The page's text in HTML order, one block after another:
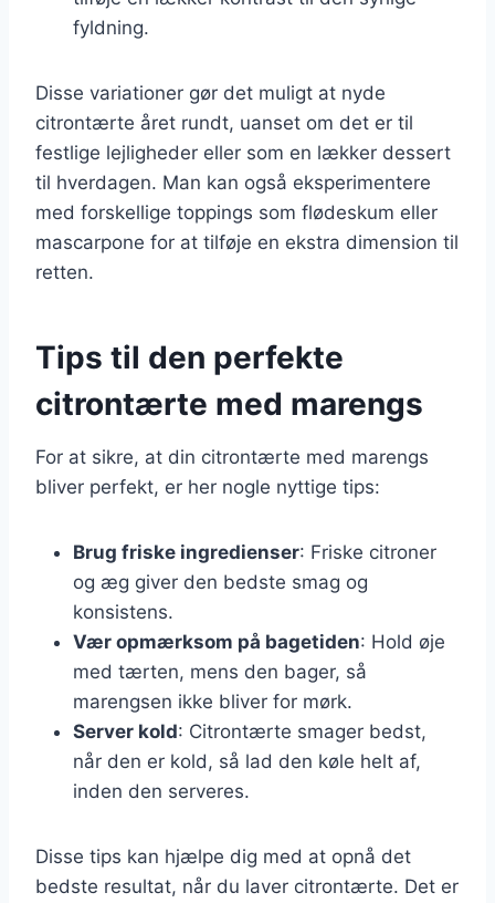
fyldning.
Disse variationer gør det muligt at nyde
citrontærte året rundt, uanset om det er til
festlige lejligheder eller som en lækker dessert
til hverdagen. Man kan også eksperimentere
med forskellige toppings som flødeskum eller
mascarpone for at tilføje en ekstra dimension til
retten.
Tips til den perfekte
citrontærte med marengs
For at sikre, at din citrontærte med marengs
bliver perfekt, er her nogle nyttige tips:
Brug friske ingredienser: Friske citroner
og æg giver den bedste smag og
konsistens.
Vær opmærksom på bagetiden: Hold øje
med tærten, mens den bager, så
marengsen ikke bliver for mørk.
Server kold: Citrontærte smager bedst,
når den er kold, så lad den køle helt af,
inden den serveres.
Disse tips kan hjælpe dig med at opnå det
bedste resultat, når du laver citrontærte. Det er